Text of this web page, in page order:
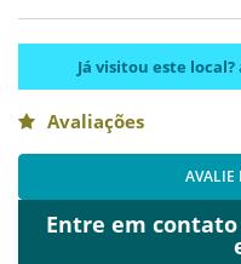
Já visitou este local?
Avaliações
AVALIE
Entre em